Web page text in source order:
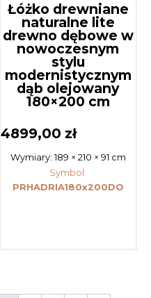
Łóżko drewniane
naturalne lite
drewno dębowe w
nowoczesnym
stylu
modernistycznym
dąb olejowany
180×200 cm
4899,00 zł
Wymiary: 189 × 210 × 91 cm
Symbol:
PRHADRIA180x200DO